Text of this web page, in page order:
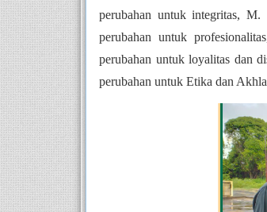
perubahan untuk integritas,
perubahan untuk
perubahan untuk loyalitas dan
perubahan untuk Etika dan